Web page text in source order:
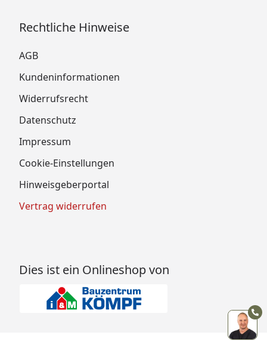
Rechtliche Hinweise
AGB
Kundeninformationen
Widerrufsrecht
Datenschutz
Impressum
Cookie-Einstellungen
Hinweisgeberportal
Vertrag widerrufen
Dies ist ein Onlineshop von